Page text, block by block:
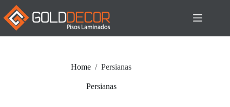
Pular
para
conteúdo
Home / Persianas
Persianas